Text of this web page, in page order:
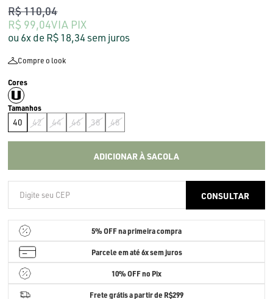
R$ 99,04VIA PIX
R$ 110,04
6x R$ 18,34sem juros
Compre o look
40 42 44 46 38 48
ADICIONAR À SACOLA
5% OFFna primeira compra
Parcele em até6x sem juros
10% OFF no Pix
Frete grátis a partir de R$299